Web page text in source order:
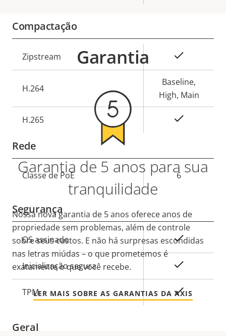
Compactação
Descrição
da
Valor da
Zipstream
H.264
Baseline,
High, Main
H.265
Rede
Descrição
Valor da
propriedade
Classe de PoE 6
Segurança
Descrição
da
propriedade
Valor da
propriedade
OS assinado Sim
Inicialização segura
TPM Sim
Geral
Garantia
Garantia de 5 anos para sua
tranquilidade
Nossa nova garantia de 5 anos oferece anos de
propriedade sem problemas, além de controle
sobre seus custos. E não há surpresas escondidas
nas letras miúdas – o que prometemos é
exatamente o que você recebe.
LER MAIS SOBRE AS GARANTIAS DA AXIS